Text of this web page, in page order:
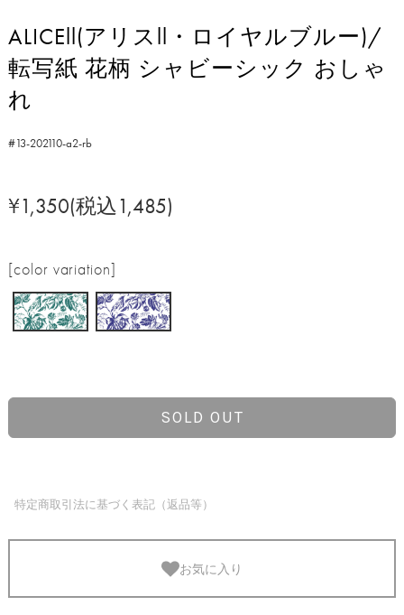
ALICEll(アリスll・ロイヤルブルー)/
転写紙 花柄 シャビーシック おしゃ
れ
#13-202110-a2-rb
¥1,350(税込1,485)
[color variation]
SOLD OUT
特定商取引法に基づく表記（返品等）
お気に入り